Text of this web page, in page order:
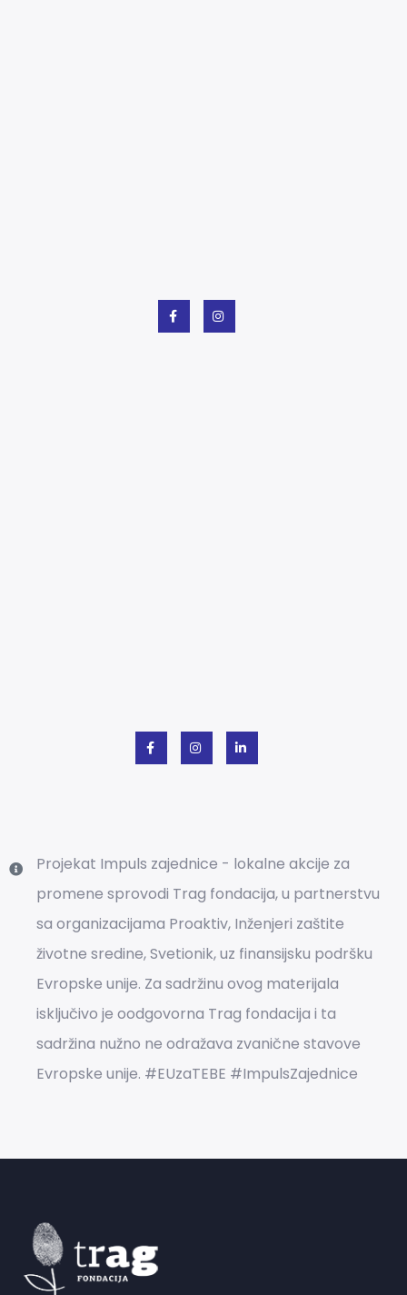
Projekat Impuls zajednice - lokalne akcije za
promene sprovodi Trag fondacija, u partnerstvu
sa organizacijama Proaktiv, Inženjeri zaštite
životne sredine, Svetionik, uz finansijsku podršku
Evropske unije. Za sadržinu ovog materijala
isključivo je oodgovorna Trag fondacija i ta
sadržina nužno ne odražava zvanične stavove
Evropske unije. #EUzaTEBE #ImpulsZajednice